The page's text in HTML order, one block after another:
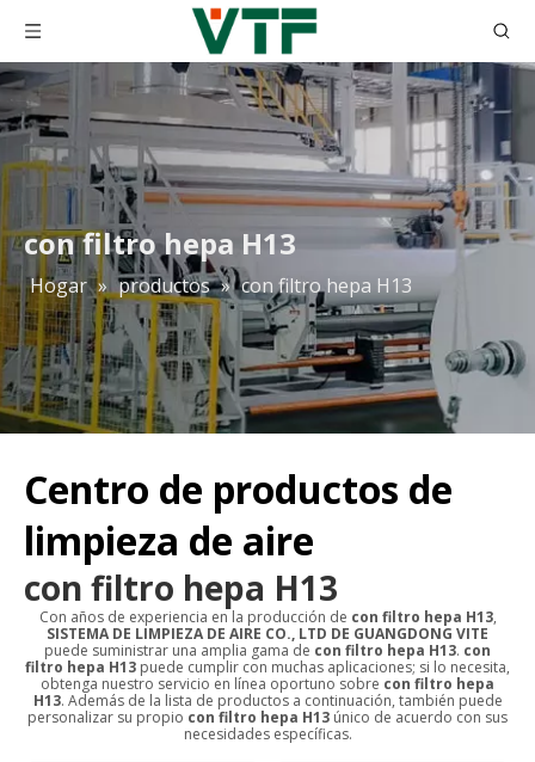
con filtro hepa H13
Hogar » productos » con filtro hepa H13
Centro de productos de
limpieza de aire
con filtro hepa H13
Con años de experiencia en la producción de con filtro hepa H13,
SISTEMA DE LIMPIEZA DE AIRE CO., LTD DE GUANGDONG VITE
puede suministrar una amplia gama de con filtro hepa H13. con
filtro hepa H13 puede cumplir con muchas aplicaciones; si lo necesita,
obtenga nuestro servicio en línea oportuno sobre con filtro hepa
H13. Además de la lista de productos a continuación, también puede
personalizar su propio con filtro hepa H13 único de acuerdo con sus
necesidades específicas.